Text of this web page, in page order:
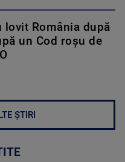
lovit România după
un Cod roşu de
ȘTIRI